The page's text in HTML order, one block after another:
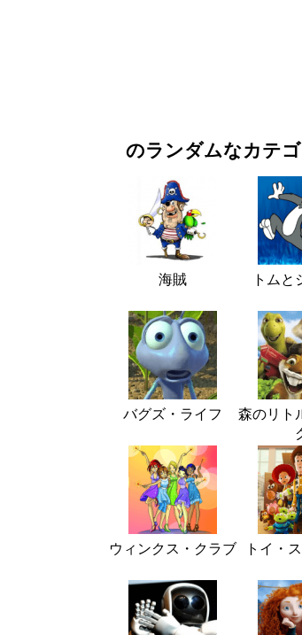
のランダムなカテゴ
海賊 トムと
バグズ・ライフ
森のリト
ウィンクス・クラブ トイ・